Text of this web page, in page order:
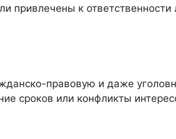
привлечены к
правовую и даже
сроков или конфликты